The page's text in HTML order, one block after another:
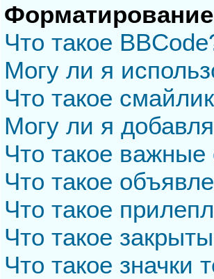
Что такое
Могу ли я
Что такое
Могу ли я
Что такое
Что такое
Что такое
Что такое
Что такое значки